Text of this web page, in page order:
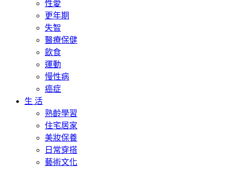
性愛
更年期
失智
醫療保健
飲食
運動
慢性病
癌症
生 活
熟齡學習
住宅居家
美妝保養
日常穿搭
藝術文化